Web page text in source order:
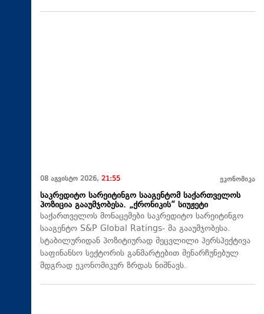
08 აგვისტო 2026, 21:55 ეკონომიკა
საკრედიტო სარეიტინგო სააგენტომ საქართველოს
პოზიცია გააუმჯობესა. „ქრონიკის“ სიუჟეტი
საქართველოს მონაცემები საკრედიტო სარეიტინგო
სააგენტო S&P Global Ratings- მა გააუმჯობესა.
სტაბილურიდან პოზიტიურად შეცვლილი პერსპექტივა
საფინანსო სექტორის განმარტებით შენარჩუნებულ
მდგრად ეკონომიკურ ზრდას ნიშნავს.